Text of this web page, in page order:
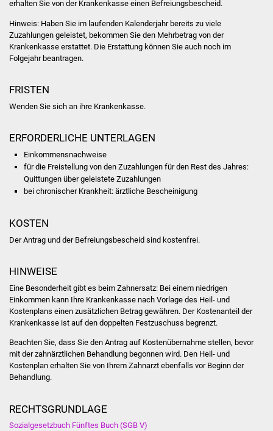
Volkshochschule
Soziale Einrichtungen
Kinder- und
Familienzentrum
Gesundheit und Notfall
Pflege von Angehörigen
erhalten Sie von der Krankenkasse einen Befreiungsbescheid.
Hinweis:Haben Sie im laufenden Kalenderjahr bereits zu viele
Zuzahlungen geleistet, bekommen Sie den Mehrbetrag von der
Krankenkasse erstattet. Die Erstattung können Sie auch noch im
Folgejahr beantragen.
FRISTEN
Wenden Sie sich an ihre Krankenkasse.
ERFORDERLICHE UNTERLAGEN
Einkommensnachweise
für die Freistellung von den Zuzahlungen für den Rest des Jahres:
Quittungen über geleistete Zuzahlungen
bei chronischer Krankheit: ärztliche Bescheinigung
KOSTEN
Der Antrag und der Befreiungsbescheid sind kostenfrei.
HINWEISE
Eine Besonderheit gibt es beim Zahnersatz: Bei einem niedrigen
Einkommen kann Ihre Krankenkasse nach Vorlage des Heil- und
Kostenplans einen zusätzlichen Betrag gewähren. Der Kostenanteil der
Krankenkasse ist auf den doppelten Festzuschuss begrenzt.
Beachten Sie, dass Sie den Antrag auf Kostenübernahme stellen, bevor
mit der zahnärztlichen Behandlung begonnen wird. Den Heil- und
Kostenplan erhalten Sie von Ihrem Zahnarzt ebenfalls vor Beginn der
Behandlung.
RECHTSGRUNDLAGE
Sozialgesetzbuch Fünftes Buch (SGB V)